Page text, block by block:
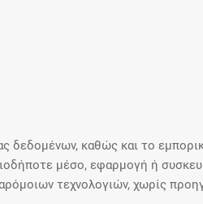
δεδομένων, καθώς και το
μέσο, εφαρμογή ή
τεχνολογιών, χωρίς